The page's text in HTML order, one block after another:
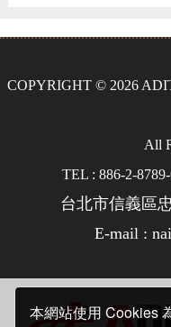
本網站使用 Cookies
COPYRIGHT © 2026
All
TEL : 886-2-
台北市信義區
E-mail :